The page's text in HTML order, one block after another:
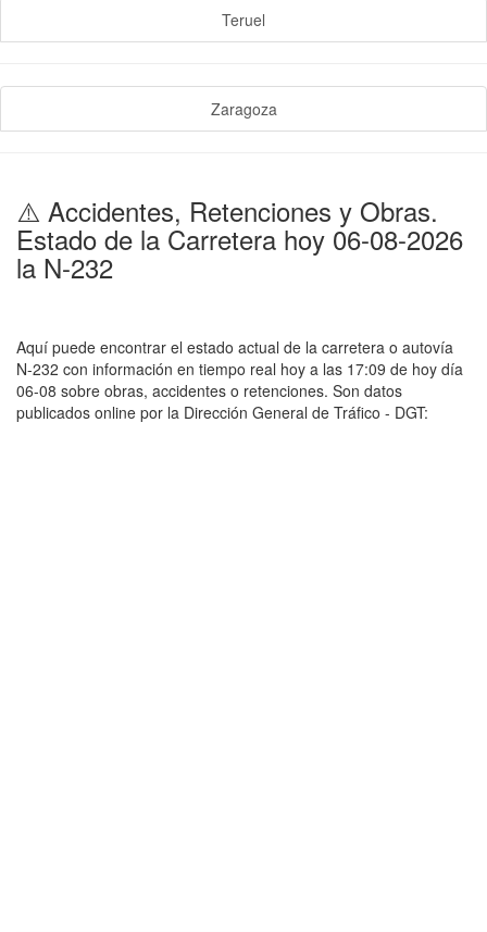
Teruel
Zaragoza
⚠️ Accidentes, Retenciones y Obras.
Estado de la Carretera hoy 06-08-2026
la N-232
Aquí puede encontrar el estado actual de la carretera o autovía
N-232 con información en tiempo real hoy a las 17:09 de hoy día
06-08 sobre obras, accidentes o retenciones. Son datos
publicados online por la Dirección General de Tráfico - DGT: